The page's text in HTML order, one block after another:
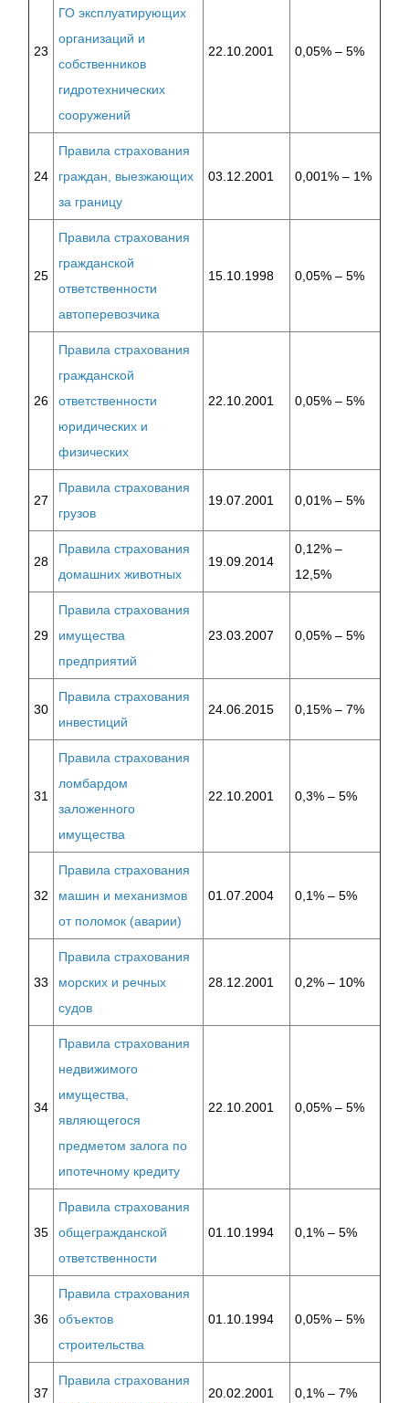
23
ГО эксплуатирующих
организаций и
собственников
гидротехнических
сооружений
22.10.2001 0,05% – 5%
24
Правила страхования
граждан, выезжающих
за границу
03.12.2001 0,001% – 1%
25
Правила страхования
гражданской
ответственности
автоперевозчика
15.10.1998 0,05% – 5%
26
Правила страхования
гражданской
ответственности
юридических и
физических
22.10.2001 0,05% – 5%
27
Правила страхования
грузов
19.07.2001 0,01% – 5%
28
Правила страхования
домашних животных
19.09.2014
0,12% –
12,5%
29
Правила страхования
имущества
предприятий
23.03.2007 0,05% – 5%
30
Правила страхования
инвестиций
24.06.2015 0,15% – 7%
31
Правила страхования
ломбардом
заложенного
имущества
22.10.2001 0,3% – 5%
32
Правила страхования
машин и механизмов
от поломок (аварии)
01.07.2004 0,1% – 5%
33
Правила страхования
морских и речных
судов
28.12.2001 0,2% – 10%
34
Правила страхования
недвижимого
имущества,
являющегося
предметом залога по
ипотечному кредиту
22.10.2001 0,05% – 5%
35
Правила страхования
общегражданской
ответственности
01.10.1994 0,1% – 5%
36
Правила страхования
объектов
строительства
01.10.1994 0,05% – 5%
37
Правила страхования
20.02.2001 0,1% – 7%